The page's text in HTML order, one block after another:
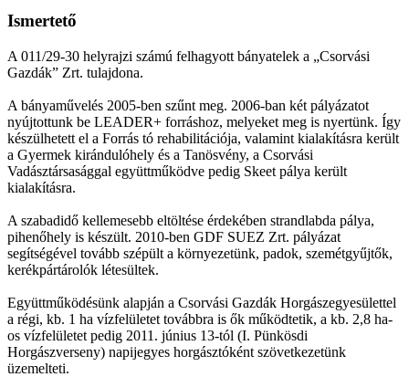
Ismertető
A 011/29-30 helyrajzi számú felhagyott bányatelek a „Csorvási
Gazdák” Zrt. tulajdona.
A bányaművelés 2005-ben szűnt meg. 2006-ban két pályázatot
nyújtottunk be LEADER+ forráshoz, melyeket meg is nyertünk. Így
készülhetett el a Forrás tó rehabilitációja, valamint kialakításra került
a Gyermek kirándulóhely és a Tanösvény, a Csorvási
Vadásztársasággal együttműködve pedig Skeet pálya került
kialakításra.
A szabadidő kellemesebb eltöltése érdekében strandlabda pálya,
pihenőhely is készült. 2010-ben GDF SUEZ Zrt. pályázat
segítségével tovább szépült a környezetünk, padok, szemétgyűjtők,
kerékpártárolók létesültek.
Együttműködésünk alapján a Csorvási Gazdák Horgászegyesülettel
a régi, kb. 1 ha vízfelületet továbbra is ők működtetik, a kb. 2,8 ha-
os vízfelületet pedig 2011. június 13-tól (I. Pünkösdi
Horgászverseny) napijegyes horgásztóként szövetkezetünk
üzemelteti.